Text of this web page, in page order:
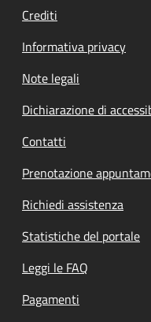
Crediti
Informativa privacy
Note legali
Dichiarazione di
Contatti
Prenotazione
Richiedi assistenza
Statistiche del portale
Leggi le FAQ
Pagamenti